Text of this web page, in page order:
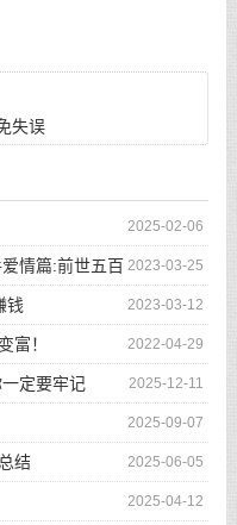
失误
2025-02-06
2023-03-25
情篇:前世五百
2023-03-12
钱
2022-04-29
富！
2025-12-11
定要牢记
2025-09-07
2025-06-05
结
2025-04-12